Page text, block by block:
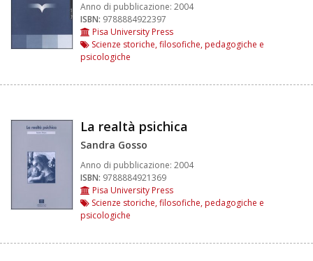
Anno di pubblicazione: 2004
ISBN: 9788884922397
Pisa University Press
Scienze storiche, filosofiche, pedagogiche e
psicologiche
La realtà psichica
Sandra Gosso
Anno di pubblicazione: 2004
ISBN: 9788884921369
Pisa University Press
Scienze storiche, filosofiche, pedagogiche e
psicologiche